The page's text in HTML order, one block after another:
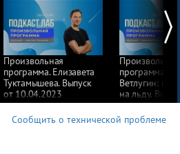
Произвольная
программа. Елизавета
Туктамышева. Выпуск
от 10.04.2023
Произвольная
программа.
Ветлугин:
на льду.
от 24.03.2023
Сообщить о технической проблеме